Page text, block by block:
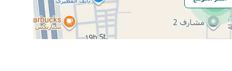
هل يوجد اي التزام
لا يوجد